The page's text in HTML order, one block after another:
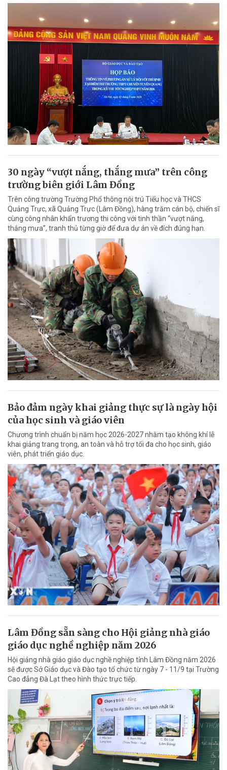
30 ngày “vượt nắng, thắng mưa” trên công
trường biên giới Lâm Đồng
Trên công trường Trường Phổ thông nội trú Tiểu học và THCS
Quảng Trực, xã Quảng Trực (Lâm Đồng), hàng trăm cán bộ, chiến sĩ
cùng công nhân khẩn trương thi công với tinh thần “vượt nắng,
thắng mưa”, tranh thủ từng giờ để đưa dự án về đích đúng hạn.
Bảo đảm ngày khai giảng thực sự là ngày hội
của học sinh và giáo viên
Chương trình chuẩn bị năm học 2026-2027 nhằm tạo không khí lễ
khai giảng trang trọng, an toàn và hỗ trợ tối đa cho học sinh, giáo
viên, phát triển giáo dục.
Lâm Đồng sẵn sàng cho Hội giảng nhà giáo
giáo dục nghề nghiệp năm 2026
Hội giảng nhà giáo giáo dục nghề nghiệp tỉnh Lâm Đồng năm 2026
sẽ được Sở Giáo dục và Đào tạo tổ chức từ ngày 7 - 11/9 tại Trường
Cao đẳng Đà Lạt theo hình thức trực tiếp.